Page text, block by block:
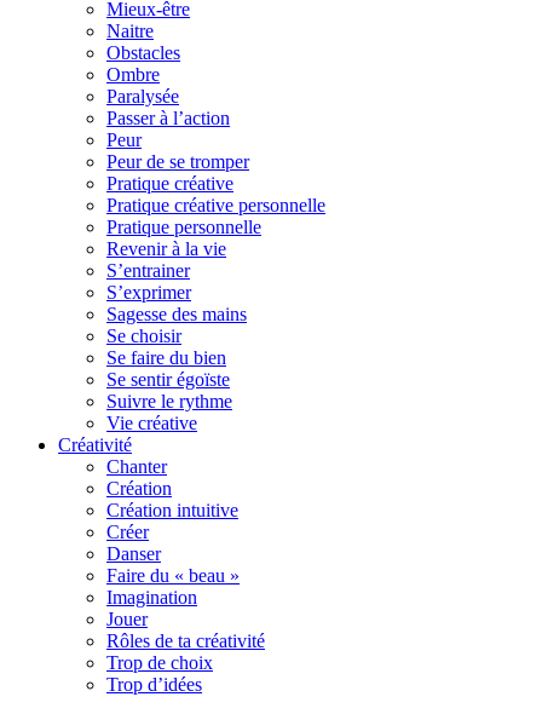
Mieux-être
Naitre
Obstacles
Ombre
Paralysée
Passer à l’action
Peur
Peur de se tromper
Pratique créative
Pratique créative personnelle
Pratique personnelle
Revenir à la vie
S’entrainer
S’exprimer
Sagesse des mains
Se choisir
Se faire du bien
Se sentir égoïste
Suivre le rythme
Vie créative
Créativité
Chanter
Création
Création intuitive
Créer
Danser
Faire du « beau »
Imagination
Jouer
Rôles de ta créativité
Trop de choix
Trop d’idées